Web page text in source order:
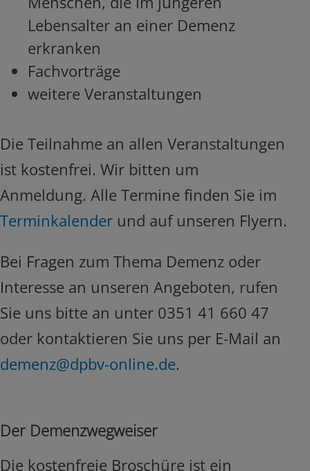
Lebensalter an einer Demenz
erkranken
Fachvorträge
weitere Veranstaltungen
Die Teilnahme an allen Veranstaltungen
ist kostenfrei. Wir bitten um
Anmeldung. Alle Termine finden Sie im
Terminkalender und auf unseren Flyern.
Bei Fragen zum Thema Demenz oder
Interesse an unseren Angeboten, rufen
Sie uns bitte an unter 0351 41 660 47
oder kontaktieren Sie uns per E-Mail an
demenz@dpbv-online.de.
Der Demenzwegweiser
Die kostenfreie Broschüre ist ein